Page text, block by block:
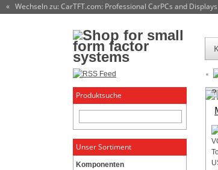
« Wechseln zu: CarTFT.com: Professional CarPCs and Displays
Produktsuche
Unser Sortiment
Komponenten